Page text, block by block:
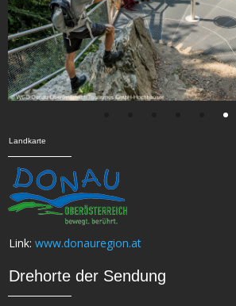
Landkarte
Link: www.donauregion.at
Drehorte der Sendung